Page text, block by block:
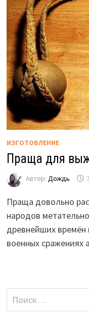
ИЗГОТОВЛЕНИЕ
Праща для
Автор: Дождь
Праща довольно
народов
древнейших
военных сражениях
Найти: